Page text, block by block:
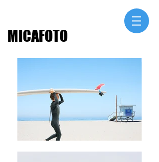
MICAFOTO